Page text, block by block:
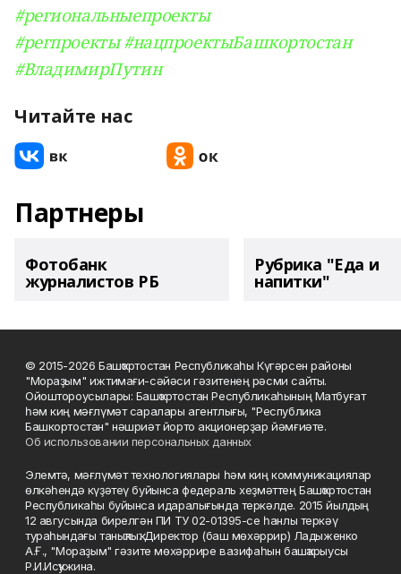
#региональныепроекты
#регпроекты #нацпроектыБашкортостан
#ВладимирПутин
Читайте нас
Партнеры
Фотобанк
журналистов РБ
Рубрика "Еда и
напитки"
© 2015-2026 Башҡортостан Республикаһы Күгәрсен районы
"Мораҙым" ижтимағи-сәйәси гәзитенең рәсми сайты.
Ойоштороусылары: Башҡортостан Республикаһының Матбуғат
һәм киң мәғлүмәт саралары агентлығы, "Республика
Башкортостан" нәшриәт йорто акционерҙар йәмғиәте.
Об использовании персональных данных
Элемтә, мәғлүмәт технологиялары һәм киң коммуникациялар
өлкәһендә күҙәтеү буйынса федераль хеҙмәттең Башҡортостан
Республикаһы буйынса идаралығында теркәлде. 2015 йылдың
12 авгусында бирелгән ПИ ТУ 02-01395-се һанлы теркәү
тураһындағы таныҡлыҡ. Директор (баш мөхәррир) Ладыженко
А.Ғ., "Мораҙым" гәзите мөхәррире вазифаһын башҡарыусы
Р.И.Исҡужина.